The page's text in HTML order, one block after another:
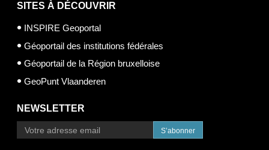
SITES À DÉCOUVRIR
INSPIRE Geoportal
Géoportail des institutions fédérales
Géoportail de la Région bruxelloise
GeoPunt Vlaanderen
NEWSLETTER
S’abonner